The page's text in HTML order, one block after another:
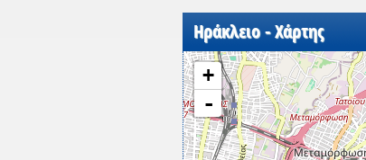
Ηράκλειο - Χάρτης
+
-